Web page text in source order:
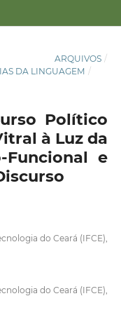
ARQUIVOS /
DA LINGUAGEM /
Político
à Luz da
Funcional e
do Ceará (IFCE),
do Ceará (IFCE),